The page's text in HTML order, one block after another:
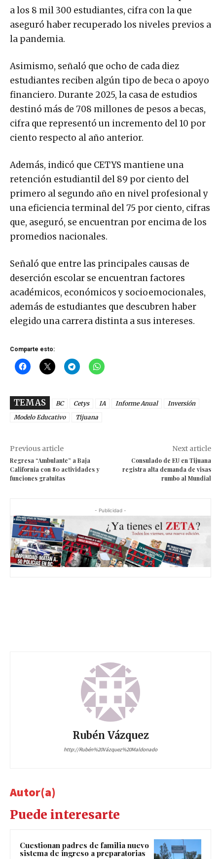
a los 8 mil 300 estudiantes, cifra con la que
aseguró haber recuperado los niveles previos a
la pandemia.
Asimismo, señaló que ocho de cada diez
estudiantes reciben algún tipo de beca o apoyo
financiero. Durante 2025, la casa de estudios
destinó más de 708 millones de pesos a becas,
cifra que representó un incremento del 10 por
ciento respecto al año anterior.
Además, indicó que CETYS mantiene una
retención estudiantil del 89 por ciento del
primero al segundo año en nivel profesional y
una eficiencia terminal del 75 por ciento, cifras
que, aseguró, se encuentran por encima de los
promedios nacionales.
Señaló que entre las principales causas de
deserción escolar se encuentran factores
académicos, económicos y socioemocionales,
además de estudiantes que descubren haber
elegido una carrera distinta a sus intereses.
Comparte esto:
TEMAS BC Cetys IA Informe Anual
Inversión
Modelo Educativo
Tijuana
Previous article
Regresa “Ambulante” a Baja
California con 80 actividades y
funciones gratuitas
Next article
Consulado de EU en Tijuana
registra alta demanda de visas
rumbo al Mundial
- Publicidad -
Rubén Vázquez
http://Rubén%20Vázquez%20Maldonado
Autor(a)
Puede interesarte
Cuestionan padres de familia nuevo
sistema de ingreso a preparatorias